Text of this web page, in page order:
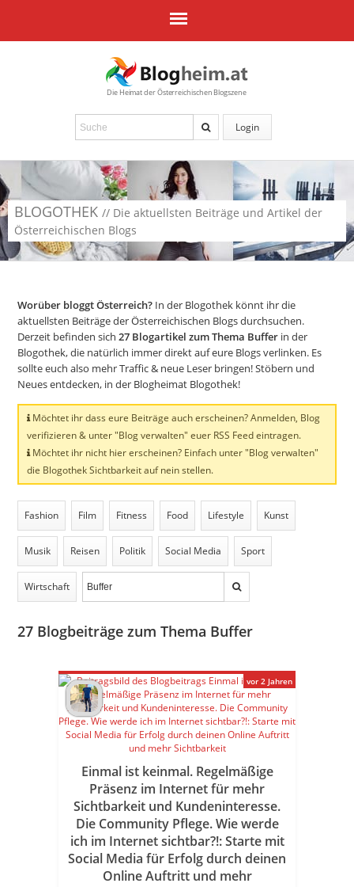
Die Heimat der Österreichischen Blogszene
Login
BLOGOTHEK // Die aktuellsten Beiträge und Artikel der
Österreichischen Blogs
Worüber bloggt Österreich? In der Blogothek könnt ihr die
aktuellsten Beiträge der Österreichischen Blogs durchsuchen.
Derzeit befinden sich27 Blogartikel zum Thema Buffer in der
Blogothek, die natürlich immer direkt auf eure Blogs verlinken. Es
sollte euch also mehr Traffic & neue Leser bringen! Stöbern und
Neues entdecken, in der Blogheimat Blogothek!
Möchtet ihr dass eure Beiträge auch erscheinen? Anmelden, Blog
verifizieren & unter "Blog verwalten" euer RSS Feed eintragen.
Möchtet ihr nicht hier erscheinen? Einfach unter "Blog verwalten"
die Blogothek Sichtbarkeit auf nein stellen.
Fashion Film Fitness Food Lifestyle Kunst
Musik Reisen Politik Social Media Sport
Wirtschaft
27 Blogbeiträge zum Thema Buffer
Einmal ist keinmal. Regelmäßige
Präsenz im Internet für mehr
Sichtbarkeit und Kundeninteresse.
Die Community Pflege. Wie werde
ich im Internet sichtbar?!: Starte mit
Social Media für Erfolg durch deinen
Online Auftritt und mehr
vor 2 Jahren